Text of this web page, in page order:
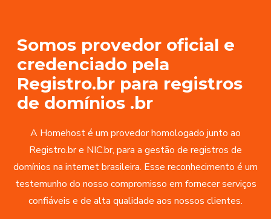
Somos provedor oficial e
credenciado pela
Registro.br para registros
de domínios .br
A Homehost é um provedor homologado junto ao
Registro.br e NIC.br, para a gestão de registros de
domínios na internet brasileira. Esse reconhecimento é um
testemunho do nosso compromisso em fornecer serviços
confiáveis e de alta qualidade aos nossos clientes.